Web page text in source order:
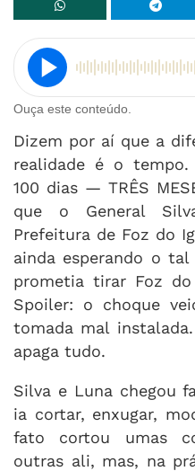
Ouça este conteúdo.
Dizem por aí que a
realidade é o tempo.
100 dias — TRÊS
que o General
Prefeitura de Foz do
ainda esperando o tal
prometia tirar Foz
Spoiler: o choque
tomada mal
apaga tudo.
Silva e Luna chegou
ia cortar, enxugar,
fato cortou umas
outras ali, mas, na